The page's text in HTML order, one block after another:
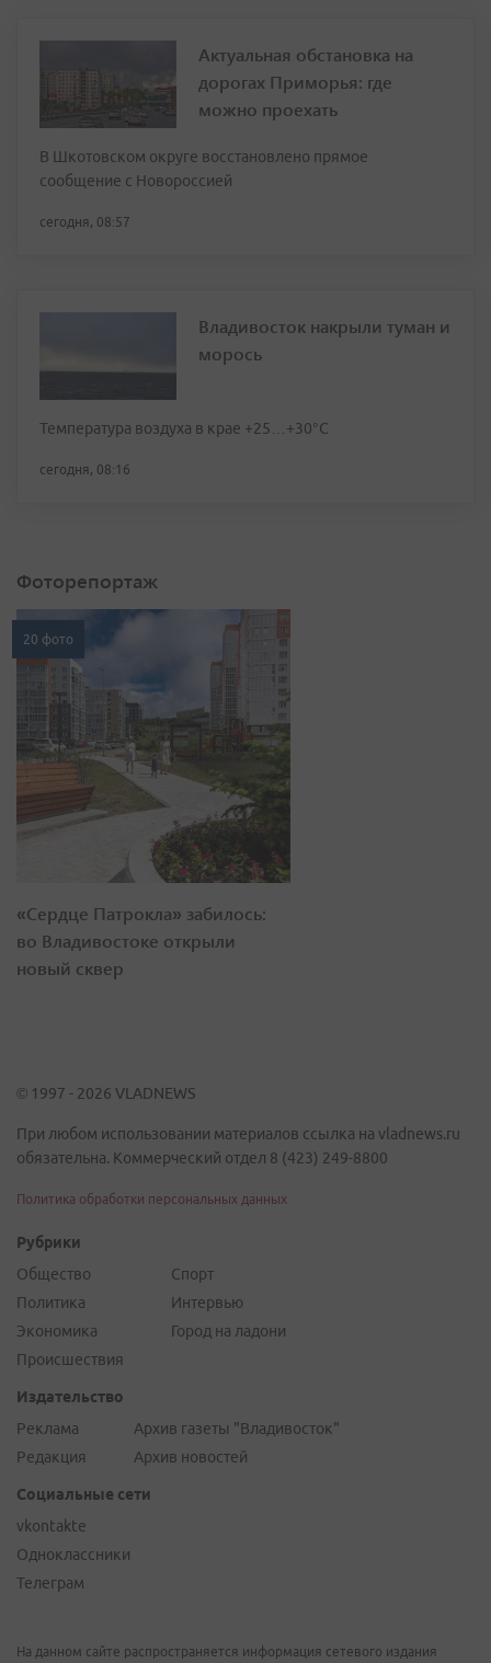
Актуальная обстановка на
дорогах Приморья: где
можно проехать
В Шкотовском округе восстановлено прямое
сообщение с Новороссией
сегодня, 08:57
Владивосток накрыли туман и
морось
Температура воздуха в крае +25…+30°C
сегодня, 08:16
Фоторепортаж
20 фото
«Сердце Патрокла» забилось:
во Владивостоке открыли
новый сквер
© 1997 - 2026 VLADNEWS
При любом использовании материалов ссылка на vladnews.ru
обязательна. Коммерческий отдел 8 (423) 249-8800
Политика обработки персональных данных
Рубрики
Общество
Политика
Экономика
Происшествия
Спорт
Интервью
Город на ладони
Издательство
Реклама
Редакция
Архив газеты "Владивосток"
Архив новостей
Социальные сети
vkontakte
Одноклассники
Телеграм
На данном сайте распространяется информация сетевого издания